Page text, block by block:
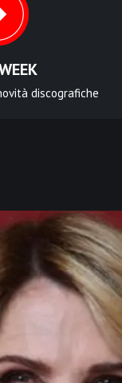
discografiche